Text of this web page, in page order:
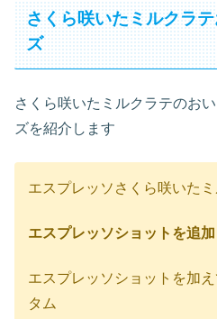
さくら咲いたミルクラ
ズ
さくら咲いたミルクラテのお
ズを紹介します
エスプレッソさくら咲いた
エスプレッソショットを追加
エスプレッソショットを加
タム